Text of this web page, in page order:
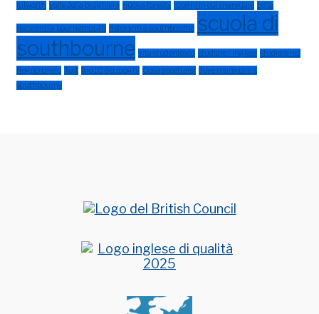
lulworth valle della brughiera nuova foresta luoghi in cui mangiare bella
ristoranti a bournemouth ristoranti a southbourne scuola di
southbourne vita studentesca studiare l'inglese studiare nel
Regno Unito Test top 10 dei luoghi Cosa aspettarsi dove mangiare a
southbourne